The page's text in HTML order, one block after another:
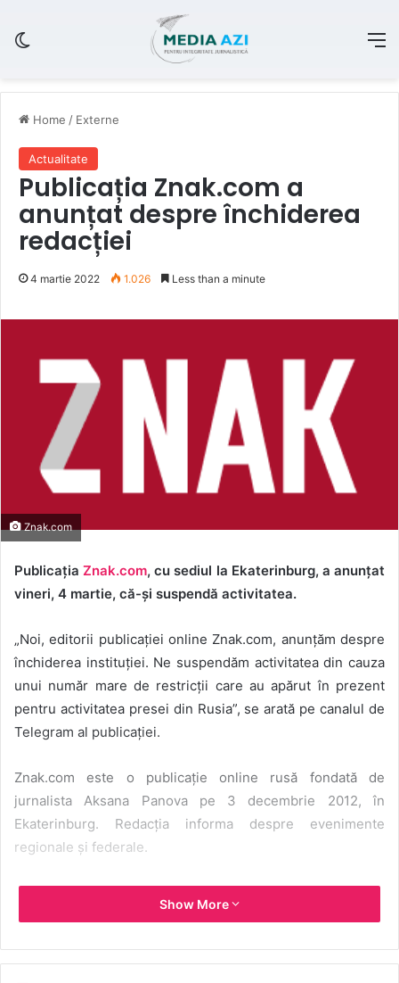
Home / Externe
Actualitate
Publicația Znak.com a
anunțat despre închiderea
redacției
4 martie 2022 1.026 Less than a minute
Znak.com
PublicațiaZnak.com, cu sediul la Ekaterinburg, a anunțat
vineri, 4 martie, că-și suspendă activitatea.
„Noi, editorii publicației online Znak.com, anunțăm despre
închiderea instituției. Ne suspendăm activitatea din cauza
unui număr mare de restricții care au apărut în prezent
pentru activitatea presei din Rusia”, se arată pe canalul de
Telegram al publicației.
Znak.com este o publicație online rusă fondată de
jurnalista Aksana Panova pe 3 decembrie 2012, în
Ekaterinburg. Redacția informa despre evenimente
regionale și federale.
Show More